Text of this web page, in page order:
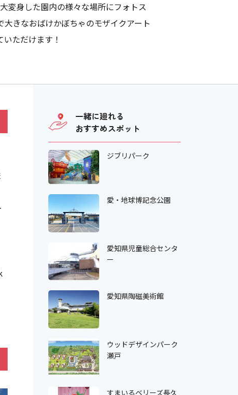
変身した園内の様々な場所にフォトス
きなおばけかぼちゃのモザイクアート
ただけます！
一緒に廻れる
おすすめスポット
ジブリパーク
愛・地球博記念公園
愛知県児童総合センタ
ー
愛知県陶磁美術館
ウッドデザインパーク
瀬戸
すまいるベリーズ長久